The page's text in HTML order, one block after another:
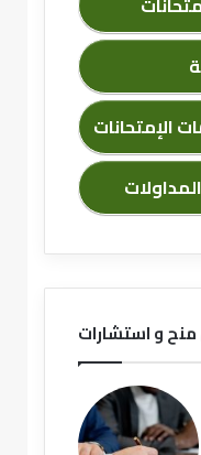
الإمتحانات
و استشارات